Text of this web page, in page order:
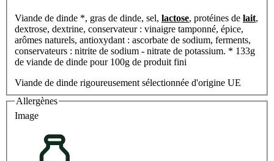
Viande de dinde *, gras de dinde, sel, lactose, protéines de lait,
dextrose, dextrine, conservateur : vinaigre tamponné, épice,
arômes naturels, antioxydant : ascorbate de sodium, ferments,
conservateurs : nitrite de sodium - nitrate de potassium. * 133g
de viande de dinde pour 100g de produit fini
Viande de dinde rigoureusement sélectionnée d'origine UE
Allergènes
Image